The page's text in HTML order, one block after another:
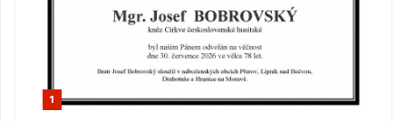
1